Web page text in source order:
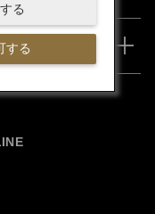
する
る